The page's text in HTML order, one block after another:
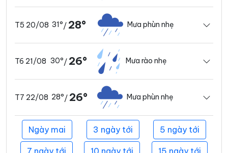
T5 20/08 31°/ 28° Mưa phùn nhẹ
T6 21/08 30°/ 26° Mưa rào nhẹ
T7 22/08 28°/ 26° Mưa phùn nhẹ
Ngày mai 3 ngày tới 5 ngày tới
7 ngày tới 10 ngày tới 15 ngày tới